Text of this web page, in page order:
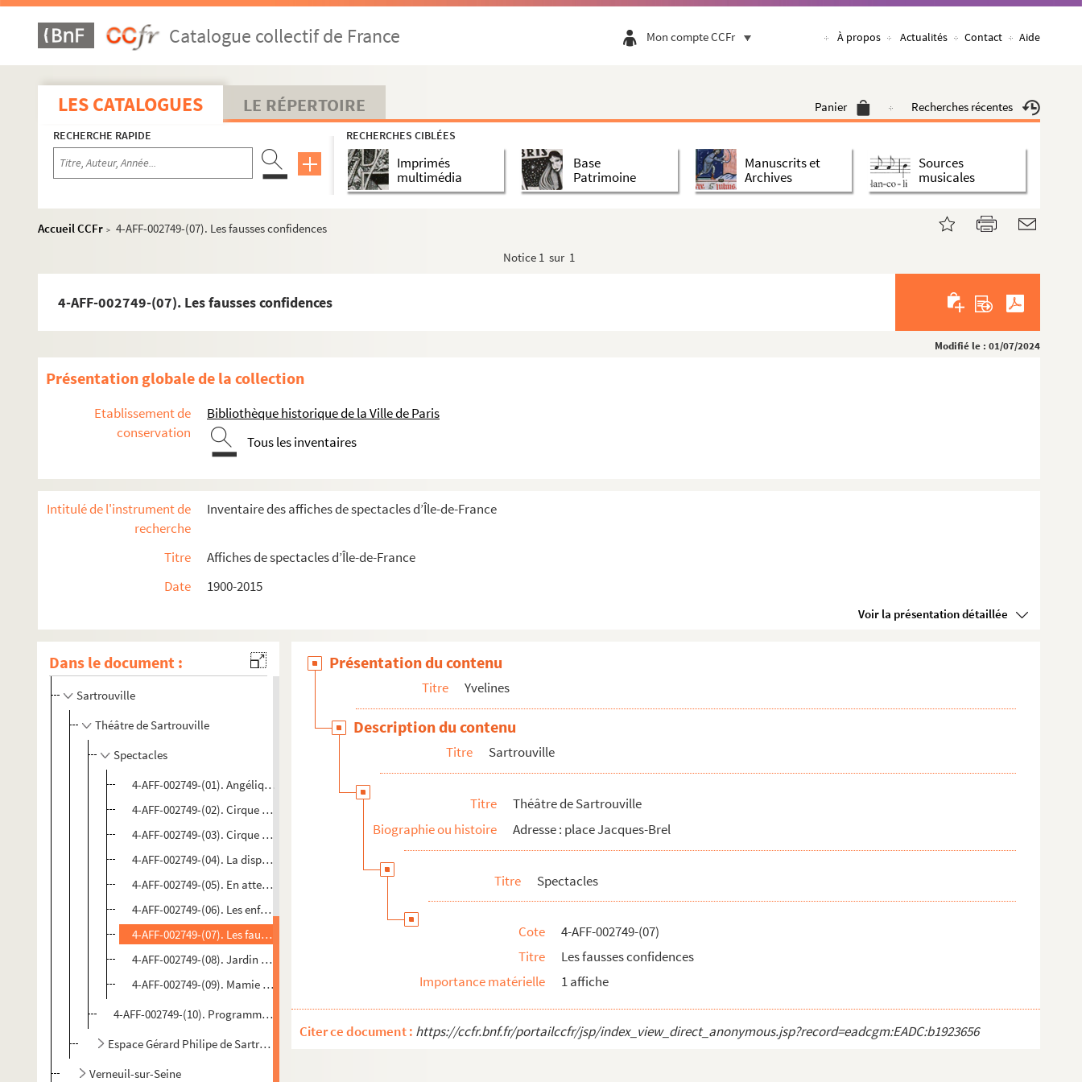
Catalogue collectif de France Mon compte CCFr À propos Actualités Contact Aide
LES CATALOGUES LE RÉPERTOIRE Panier Recherches récentes
RECHERCHE RAPIDE RECHERCHES CIBLÉES
Imprimés
multimédia
Base
Patrimoine
Manuscrits et
Archives
Sources
musicales
Accueil CCFr > 4-AFF-002749-(07). Les fausses confidences
Notice 1 sur 1
4-AFF-002749-(07). Les fausses confidences
Modifié le : 01/07/2024
Présentation globale de la collection
Etablissement de
conservation
Bibliothèque historique de la Ville de Paris
Tous les inventaires
Intitulé de l'instrument de
recherche
Inventaire des affiches de spectacles d’Île-de-France
Titre
Affiches de spectacles d’Île-de-France
Date
1900-2015
Voir la présentation détaillée
Dans le document :
Beynes
Le Chesnay-Rocquencourt
Conflans-Sainte-Honorine
Louveciennes
Maisons-Laffitte
Saint-Germain-en-Laye
Saint-Quentin-en-Yvelines
Sartrouville
Théâtre de Sartrouville
Spectacles
4-AFF-002749-(01). Angélique Ionatos et Nena Venetsanou chantent Sappho de Mytilene
4-AFF-002749-(02). Cirque Plume
4-AFF-002749-(03). Cirque de Moscou sur scène
4-AFF-002749-(04). La dispute
4-AFF-002749-(05). En attendant Godot
4-AFF-002749-(06). Les enfants Tanner
4-AFF-002749-(07). Les fausses confidences
4-AFF-002749-(08). Jardin d'enfance
4-AFF-002749-(09). Mamie Ouate en Papoâsie
4-AFF-002749-(10). Programmes et divers
Espace Gérard Philipe de Sartrouville
Verneuil-sur-Seine
Présentation du contenu
Titre Yvelines
Description du contenu
Titre Sartrouville
Titre
Théâtre de Sartrouville
Biographie ou histoire
Adresse : place Jacques-Brel
Titre Spectacles
Cote
4-AFF-002749-(07)
Titre
Les fausses confidences
Importance matérielle
1 affiche
Citer ce document : https://ccfr.bnf.fr/portailccfr/jsp/index_view_direct_anonymous.jsp?record=eadcgm:EADC:b1923656